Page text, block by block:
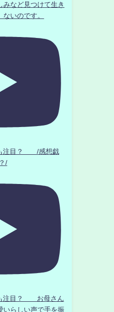
みなど見つけて生き
いのです。
も注目？ /感想戯
/
注目？ お母さん
らしい声で手を振